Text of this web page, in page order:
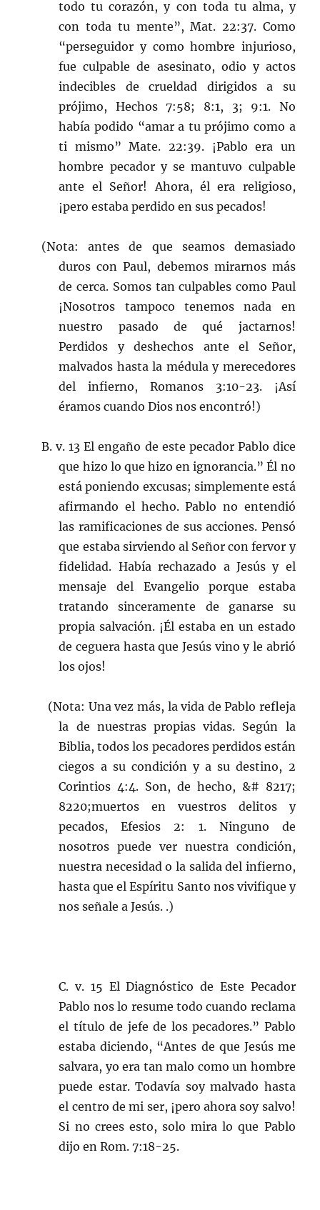
todo tu corazón, y con toda tu alma, y
con toda tu mente”, Mat. 22:37. Como
“perseguidor y como hombre injurioso,
fue culpable de asesinato, odio y actos
indecibles de crueldad dirigidos a su
prójimo, Hechos 7:58; 8:1, 3; 9:1. No
había podido “amar a tu prójimo como a
ti mismo” Mate. 22:39. ¡Pablo era un
hombre pecador y se mantuvo culpable
ante el Señor! Ahora, él era religioso,
¡pero estaba perdido en sus pecados!
(Nota: antes de que seamos demasiado
duros con Paul, debemos mirarnos más
de cerca. Somos tan culpables como Paul
¡Nosotros tampoco tenemos nada en
nuestro pasado de qué jactarnos!
Perdidos y deshechos ante el Señor,
malvados hasta la médula y merecedores
del infierno, Romanos 3:10-23. ¡Así
éramos cuando Dios nos encontró!)
B. v. 13 El engaño de este pecador Pablo dice
que hizo lo que hizo en ignorancia.” Él no
está poniendo excusas; simplemente está
afirmando el hecho. Pablo no entendió
las ramificaciones de sus acciones. Pensó
que estaba sirviendo al Señor con fervor y
fidelidad. Había rechazado a Jesús y el
mensaje del Evangelio porque estaba
tratando sinceramente de ganarse su
propia salvación. ¡Él estaba en un estado
de ceguera hasta que Jesús vino y le abrió
los ojos!
(Nota: Una vez más, la vida de Pablo refleja
la de nuestras propias vidas. Según la
Biblia, todos los pecadores perdidos están
ciegos a su condición y a su destino, 2
Corintios 4:4. Son, de hecho, &# 8217;
8220;muertos en vuestros delitos y
pecados, Efesios 2: 1. Ninguno de
nosotros puede ver nuestra condición,
nuestra necesidad o la salida del infierno,
hasta que el Espíritu Santo nos vivifique y
nos señale a Jesús. .)
C. v. 15 El Diagnóstico de Este Pecador
Pablo nos lo resume todo cuando reclama
el título de jefe de los pecadores.” Pablo
estaba diciendo, “Antes de que Jesús me
salvara, yo era tan malo como un hombre
puede estar. Todavía soy malvado hasta
el centro de mi ser, ¡pero ahora soy salvo!
Si no crees esto, solo mira lo que Pablo
dijo en Rom. 7:18-25.